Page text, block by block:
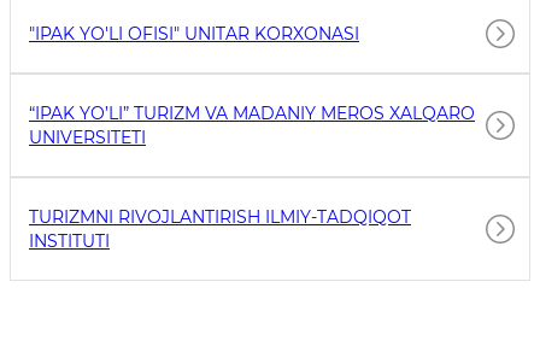
"IPAK YO'LI OFISI" UNITAR KORXONASI
“IPAK YO’LI” TURIZM VA MADANIY MEROS XALQARO
UNIVERSITETI
TURIZMNI RIVOJLANTIRISH ILMIY-TADQIQOT
INSTITUTI